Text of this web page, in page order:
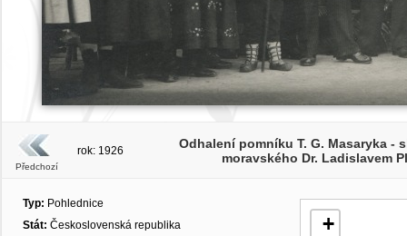
Předchozí
rok: 1926
Odhalení pomníku T. G. Masaryka
moravského Dr. Ladislavem
Typ: Pohlednice
Stát: Československá republika
+